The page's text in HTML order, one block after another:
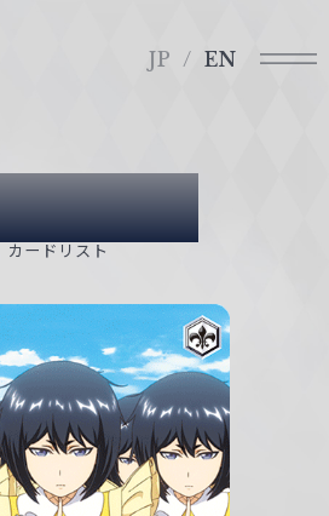
JP EN
List
カードリスト